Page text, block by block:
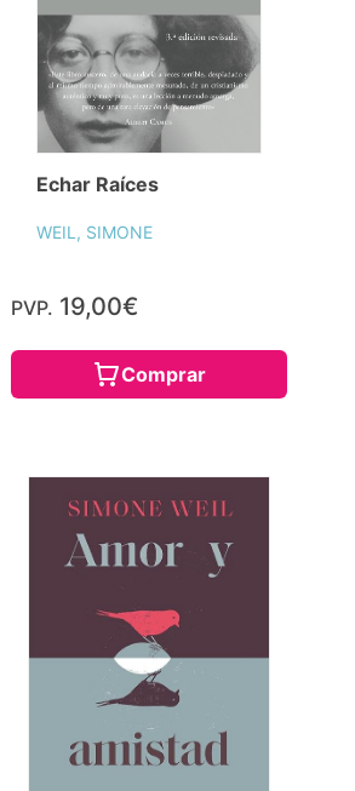
Echar Raíces
WEIL, SIMONE
PVP. 19,00€
Comprar